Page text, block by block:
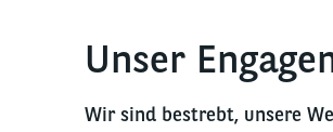
Unser
Wir sind bestrebt, unsere